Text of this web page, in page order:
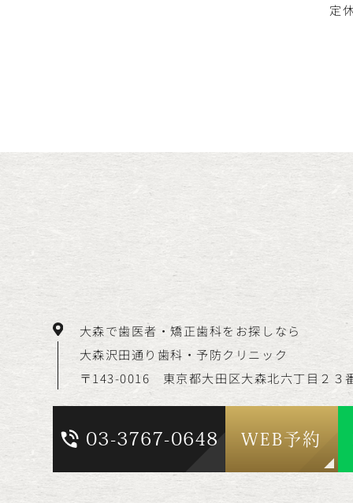
定
大森で歯医者・矯正歯科をお探しなら
大森沢田通り歯科・予防クリニック
〒143-0016 東京都大田区大森北六丁目 ２３
03-3767-0648 WEB予約